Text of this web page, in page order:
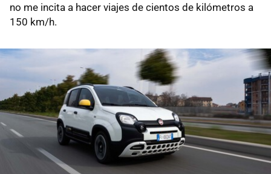
no me incita a hacer viajes de cientos de kilómetros a
150 km/h.